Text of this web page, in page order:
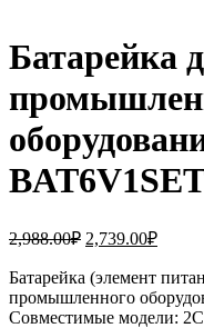
Батарейка
2,988.00₽ Первоначальная
составляла
2,988.00₽.
2,739.00₽
Батарейка (элемент
промышленного
Совместимые модели: